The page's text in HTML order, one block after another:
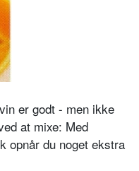
er godt - men ikke
at mixe: Med
opnår du noget ekstra